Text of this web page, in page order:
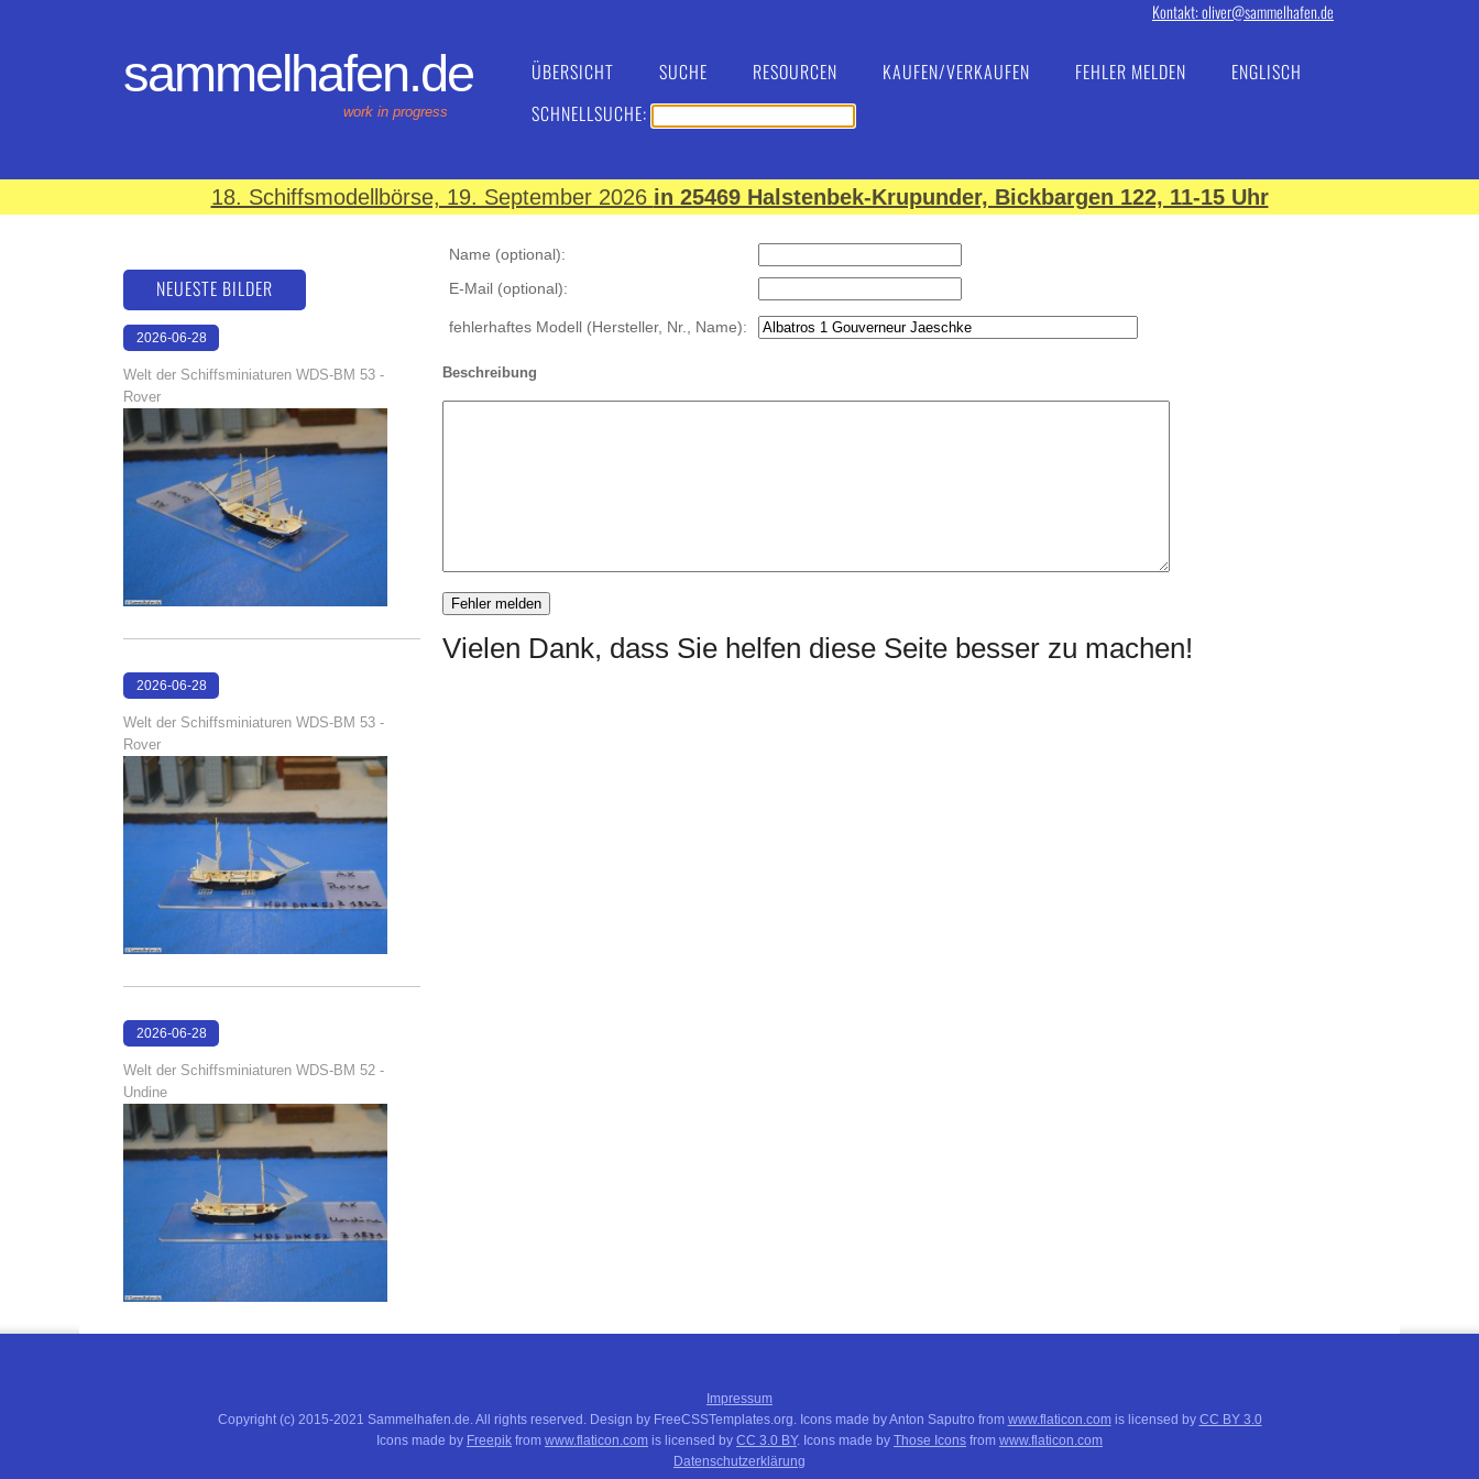
Kontakt: oliver@sammelhafen.de
sammelhafen.de
work in progress
ÜBERSICHT SUCHE RESOURCEN KAUFEN/VERKAUFEN FEHLER MELDEN
ENGLISCH
SCHNELLSUCHE:
18. Schiffsmodellbörse, 19. September 2026 in 25469 Halstenbek-Krupunder, Bickbargen 122, 11-15 Uhr
Name (optional):
E-Mail (optional):
fehlerhaftes Modell (Hersteller, Nr., Name):
Beschreibung
Vielen Dank, dass Sie helfen diese Seite besser zu machen!
NEUESTE BILDER
2026-06-28
Welt der Schiffsminiaturen WDS-BM 53 -
Rover
2026-06-28
Welt der Schiffsminiaturen WDS-BM 53 -
Rover
2026-06-28
Welt der Schiffsminiaturen WDS-BM 52 -
Undine
Impressum
Copyright (c) 2015-2021 Sammelhafen.de. All rights reserved. Design by FreeCSSTemplates.org. Icons made by Anton Saputro from www.flaticon.comis licensed by CC BY 3.0
Icons made by Freepik from www.flaticon.com is licensed by CC 3.0 BY. Icons made by Those Icons from www.flaticon.com
Datenschutzerklärung